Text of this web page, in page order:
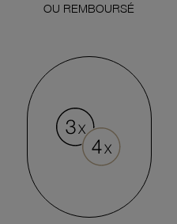
OU REMBOURSÉ